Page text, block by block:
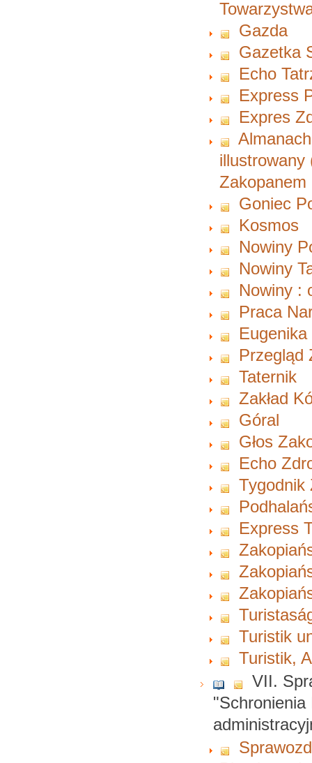
Gazda
Gazetka
Echo
Express
Expres
illustrowany
Zakopanem
Goniec
Kosmos
Nowiny
Nowiny
Nowiny :
Praca
Eugenika
Przegląd
Taternik
Zakład
Góral
Głos
Echo
Tygodnik
Express
Turistik
Turistik,
VII.